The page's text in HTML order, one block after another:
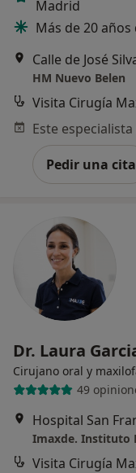
Madrid
Más de 20
Calle de José
HM Nuevo Belen
Visita Cirugía
Pedir una cita
Dr. Laura
Cirujano oral y
49
Imaxde. Instituto
Visita Cirugía